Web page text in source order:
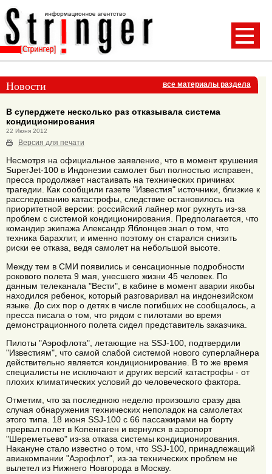
Новости все материалы раздела
В суперджете несколько раз отказывала система
кондиционирования
22 Июня 2012
Версия для печати
Несмотря на официальное заявление, что в момент крушения
SuperJet-100 в Индонезии самолет был полностью исправен,
пресса продолжает настаивать на технических причинах
трагедии. Как сообщили газете "Известия" источники, близкие к
расследованию катастрофы, следствие остановилось на
приоритетной версии: российский лайнер мог рухнуть из-за
проблем с системой кондиционирования. Предполагается, что
командир экипажа Александр Яблонцев знал о том, что
техника барахлит, и именно поэтому он старался снизить
риски ее отказа, ведя самолет на небольшой высоте.
Между тем в СМИ появились и сенсационные подробности
рокового полета 9 мая, унесшего жизни 45 человек. По
данным телеканала "Вести", в кабине в момент аварии якобы
находился ребенок, который разговаривал на индонезийском
языке. До сих пор о детях в числе погибших не сообщалось, а
пресса писала о том, что рядом с пилотами во время
демонстрационного полета сидел представитель заказчика.
Пилоты "Аэрофлота", летающие на SSJ-100, подтвердили
"Известиям", что самой слабой системой нового суперлайнера
действительно является кондиционирование. В то же время
специалисты не исключают и других версий катастрофы - от
плохих климатических условий до человеческого фактора.
Отметим, что за последнюю неделю произошло сразу два
случая обнаружения технических неполадок на самолетах
этого типа. 18 июня SSJ-100 с 66 пассажирами на борту
прервал полет в Копенгаген и вернулся в аэропорт
"Шереметьево" из-за отказа системы кондиционирования.
Накануне стало известно о том, что SSJ-100, принадлежащий
авиакомпании "Аэрофлот", из-за технических проблем не
вылетел из Нижнего Новгорода в Москву.